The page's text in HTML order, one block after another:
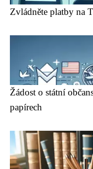
Zvládněte platby na
Žádost o státní
papírech